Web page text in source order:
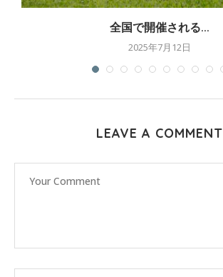
全国で開催される...
2025年7月12日
LEAVE A COMMENT